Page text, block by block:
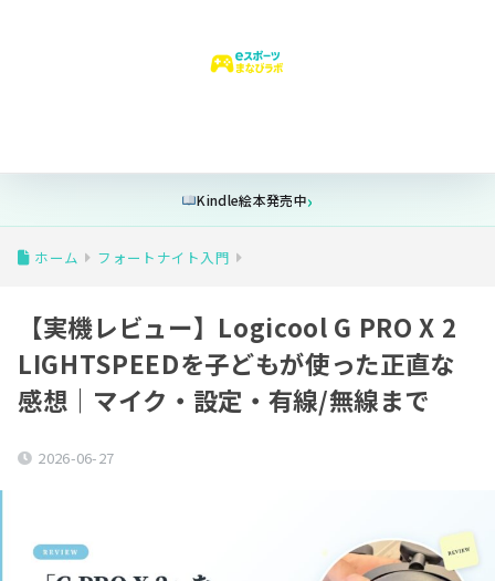
Kindle絵本発売中
ホーム フォートナイト入門
【実機レビュー】Logicool G PRO X 2
LIGHTSPEEDを子どもが使った正直な
感想｜マイク・設定・有線/無線まで
2026-06-27